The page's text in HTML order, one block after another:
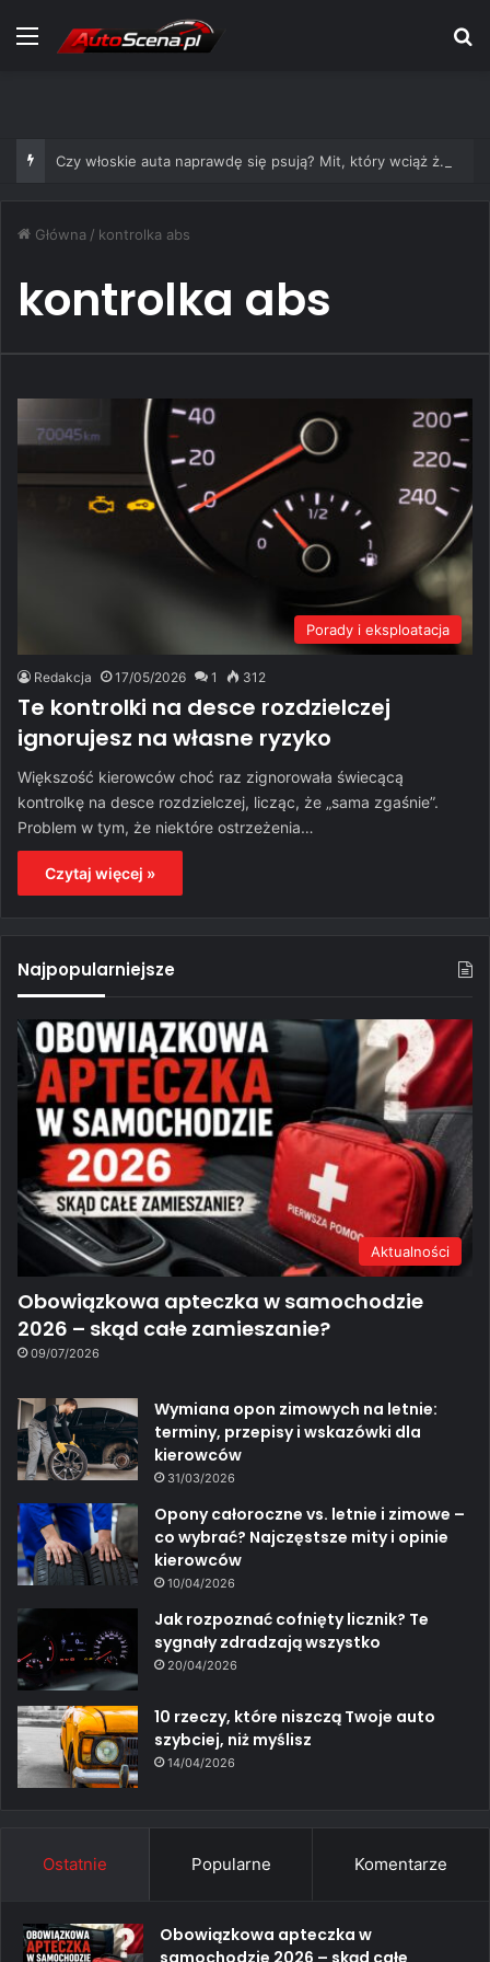
Menu
Czy włoskie auta naprawdę się psują? Mit, który wciąż żyje
Główna / kontrolka abs
kontrolka abs
Porady i eksploatacja
Redakcja 17/05/2026 1 312
Te kontrolki na desce rozdzielczej
ignorujesz na własne ryzyko
Większość kierowców choć raz zignorowała świecącą
kontrolkę na desce rozdzielczej, licząc, że „sama zgaśnie”.
Problem w tym, że niektóre ostrzeżenia…
Czytaj więcej »
Najpopularniejsze
Aktualności
Obowiązkowa apteczka w samochodzie
2026 – skąd całe zamieszanie?
09/07/2026
Wymiana opon zimowych na letnie:
terminy, przepisy i wskazówki dla
kierowców
31/03/2026
Opony całoroczne vs. letnie i zimowe –
co wybrać? Najczęstsze mity i opinie
kierowców
10/04/2026
Jak rozpoznać cofnięty licznik? Te
sygnały zdradzają wszystko
20/04/2026
10 rzeczy, które niszczą Twoje auto
szybciej, niż myślisz
14/04/2026
Ostatnie Popularne Komentarze
Obowiązkowa apteczka w